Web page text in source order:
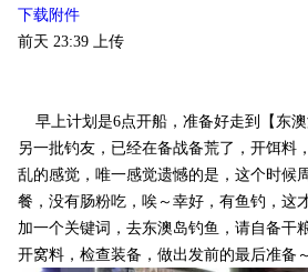
下载附件
前天 23:39上传
早上计划是6点开船，准备好走到【东
另一批钓友，已经在备战备荒了，开饵料
乱的感觉，唯一感觉遗憾的是，这个时候
餐，没有肠粉吃，唉～幸好，有鱼钓，这
加一个关键词，去东澳岛钓鱼，请自备干
开窝料，检查装备，做出发前的最后准备